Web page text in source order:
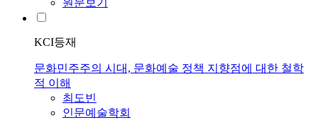
원문보기
KCI등재
문화민주주의 시대, 문화예술 정책 지향점에 대한 철학
적 이해
최도빈
인문예술학회